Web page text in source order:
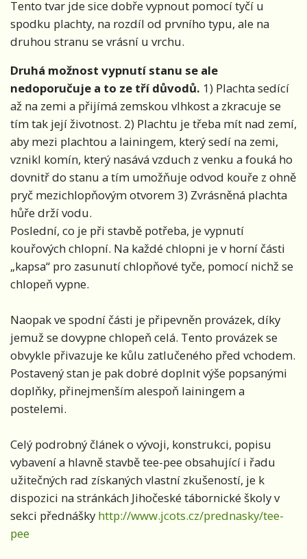
Tento tvar jde sice dobře vypnout pomocí tyčí u
spodku plachty, na rozdíl od prvního typu, ale na
druhou stranu se vrásní u vrchu.
Druhá možnost vypnutí stanu se ale
nedoporučuje a to ze tří důvodů. 1) Plachta sedící
až na zemi a přijímá zemskou vlhkost a zkracuje se
tím tak její životnost. 2) Plachtu je třeba mít nad zemí,
aby mezi plachtou a lainingem, který sedí na zemi,
vznikl komín, který nasává vzduch z venku a fouká ho
dovnitř do stanu a tím umožňuje odvod kouře z ohně
pryč mezichlopňovým otvorem 3) Zvrásněná plachta
hůře drží vodu.
Poslední, co je při stavbě potřeba, je vypnutí
kouřových chlopní. Na každé chlopni je v horní části
„kapsa“ pro zasunutí chlopňové tyče, pomocí nichž se
chlopeň vypne.
Naopak ve spodní části je připevněn provázek, díky
jemuž se dovypne chlopeň celá. Tento provázek se
obvykle přivazuje ke kůlu zatlučeného před vchodem.
Postavený stan je pak dobré doplnit výše popsanými
doplňky, přinejmenším alespoň lainingem a
postelemi.
Celý podrobný článek o vývoji, konstrukci, popisu
vybavení a hlavně stavbě tee-pee obsahující i řadu
užitečných rad získaných vlastní zkušeností, je k
dispozici na stránkách Jihočeské tábornické školy v
sekci přednášky http://www.jcots.cz/prednasky/tee-
pee